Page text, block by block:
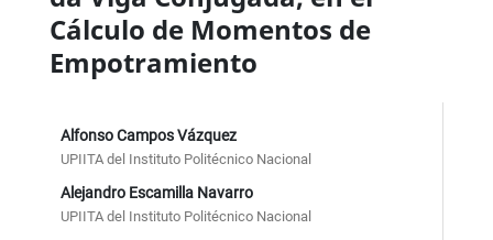
Cálculo de Momentos de
Empotramiento
Alfonso Campos Vázquez
UPIITA del Instituto Politécnico Nacional
Alejandro Escamilla Navarro
UPIITA del Instituto Politécnico Nacional